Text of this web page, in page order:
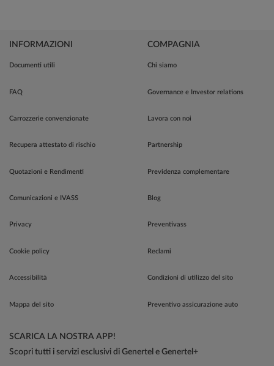
INFORMAZIONI
Documenti utili
FAQ
Carrozzerie convenzionate
Recupera attestato di rischio
Quotazioni e Rendimenti
Comunicazioni e IVASS
Privacy
Cookie policy
Accessibilità
Mappa del sito
COMPAGNIA
Chi siamo
Governance e Investor relations
Lavora con noi
Partnership
Previdenza complementare
Blog
Preventivass
Reclami
Condizioni di utilizzo del sito
Preventivo assicurazione auto
SCARICA LA NOSTRA APP!
Scopri tutti i servizi esclusivi di Genertel e Genertel+